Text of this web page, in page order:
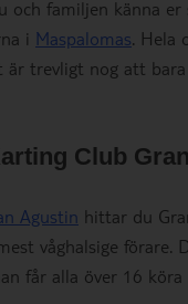
och familjen känna
i Maspalomas. Hela
är trevligt nog att
Club
Agustin hittar du
våghalsige förare.
får alla över 16 köra